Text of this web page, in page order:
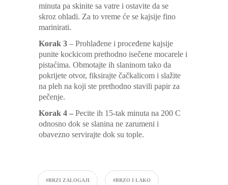
minuta pa skinite sa vatre i ostavite da se
skroz ohladi. Za to vreme će se kajsije fino
marinirati.
Korak 3 – Prohlađene i proceđene kajsije
punite kockicom prethodno isečene mocarele i
pistaćima. Obmotajte ih slaninom tako da
pokrijete otvor, fiksirajte čačkalicom i slažite
na pleh na koji ste prethodno stavili papir za
pečenje.
Korak 4 – Pecite ih 15-tak minuta na 200 C
odnosno dok se slanina ne zarumeni i
obavezno servirajte dok su tople.
#BRZI ZALOGAJI #BRZO I LAKO